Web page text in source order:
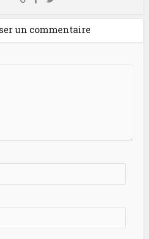
un commentaire